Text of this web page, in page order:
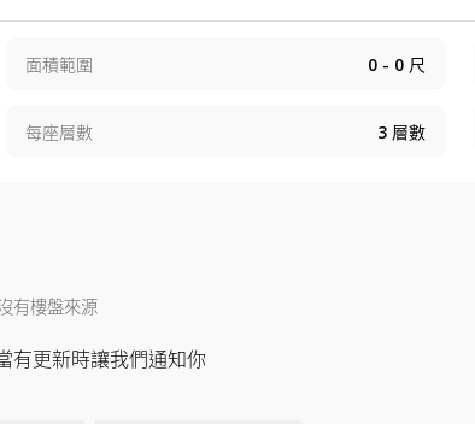
面積範圍 0 - 0 尺
每座層數 3 層數
有樓盤來源
有更新時讓我們通知你